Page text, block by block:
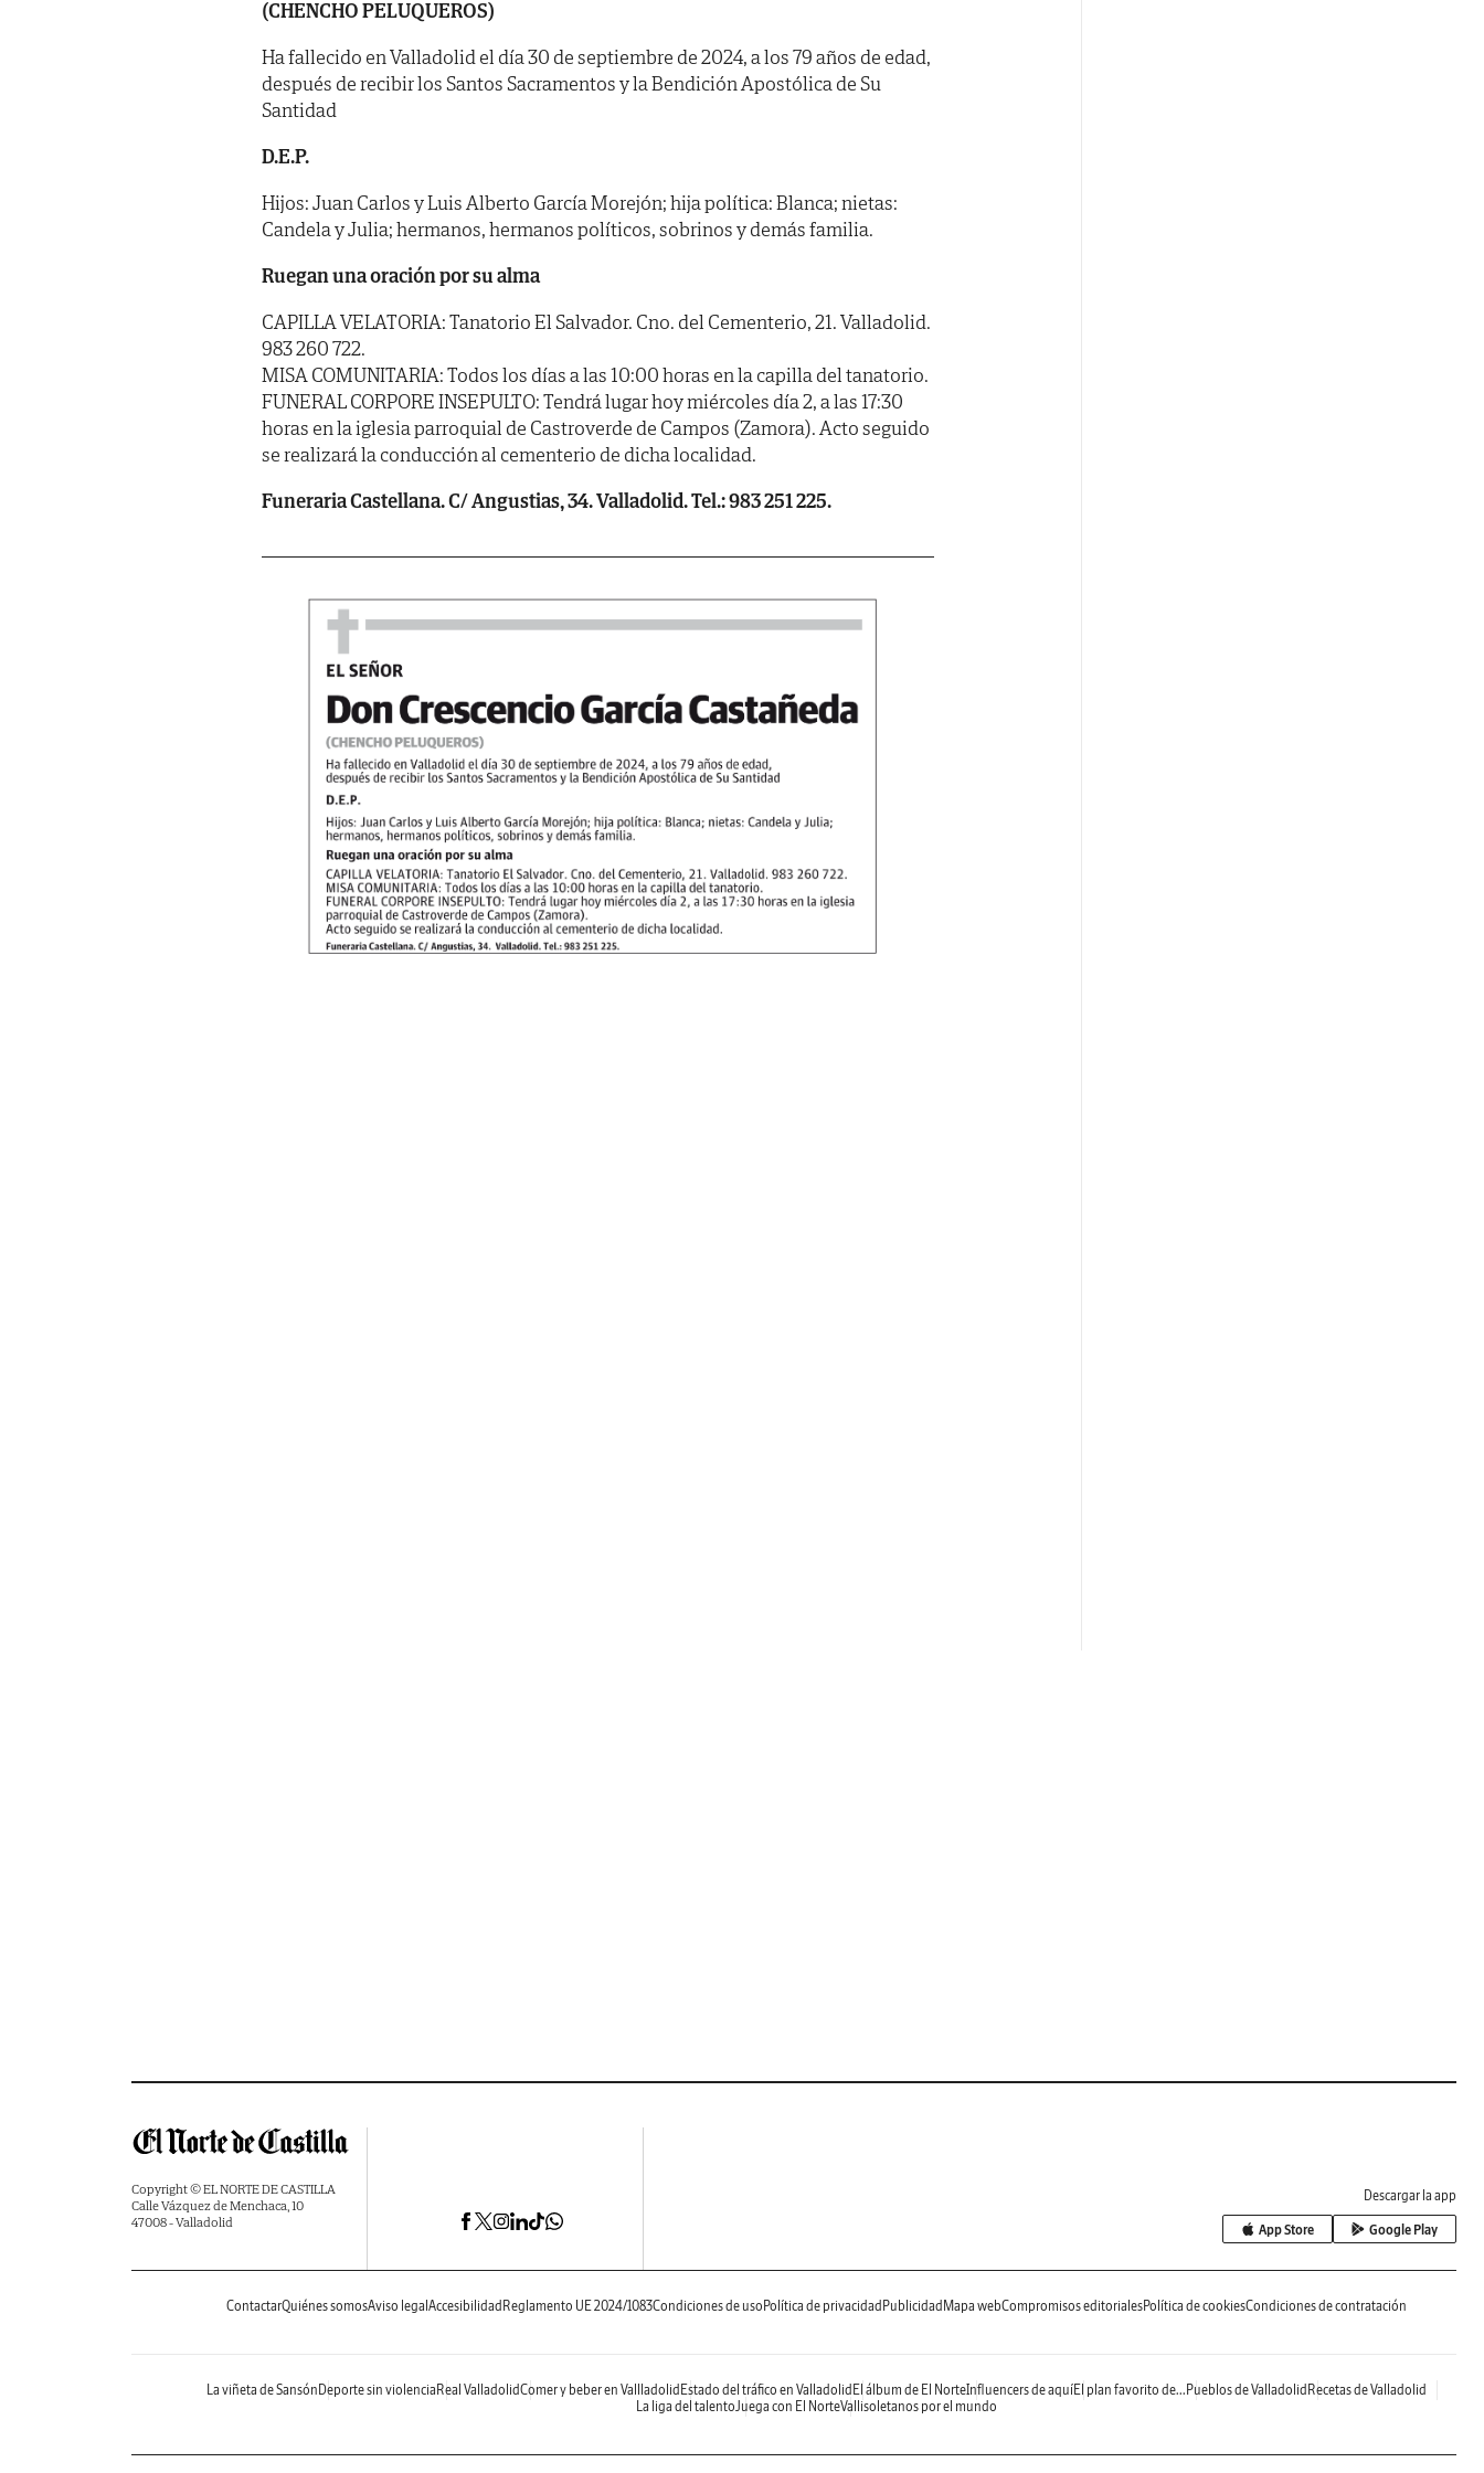
(CHENCHO PELUQUEROS)
Ha fallecido en Valladolid el día 30 de septiembre de 2024, a los 79 años de edad,
después de recibir los Santos Sacramentos y la Bendición Apostólica de Su
Santidad
D.E.P.
Hijos: Juan Carlos y Luis Alberto García Morejón; hija política: Blanca; nietas:
Candela y Julia; hermanos, hermanos políticos, sobrinos y demás familia.
Ruegan una oración por su alma
CAPILLA VELATORIA: Tanatorio El Salvador. Cno. del Cementerio, 21. Valladolid.
983 260 722.
MISA COMUNITARIA: Todos los días a las 10:00 horas en la capilla del tanatorio.
FUNERAL CORPORE INSEPULTO: Tendrá lugar hoy miércoles día 2, a las 17:30
horas en la iglesia parroquial de Castroverde de Campos (Zamora). Acto seguido
se realizará la conducción al cementerio de dicha localidad.
Funeraria Castellana. C/ Angustias, 34. Valladolid. Tel.: 983 251 225.
Copyright © EL NORTE DE CASTILLA
Calle Vázquez de Menchaca, 10
47008 - Valladolid
Descargar la app
App Store Google Play
ContactarQuiénes somosAviso legal Accesibilidad Reglamento UE 2024/1083Condiciones de uso Política de privacidad Publicidad Mapa webCompromisos editorialesPolítica de cookiesCondiciones de contratación
La viñeta de Sansón Deporte sin violencia Real ValladolidComer y beber en Vallladolid Estado del tráfico en Valladolid El álbum de El NorteInfluencers de aquíEl plan favorito de... Pueblos de Valladolid Recetas de Valladolid
La liga del talentoJuega con El NorteVallisoletanos por el mundo